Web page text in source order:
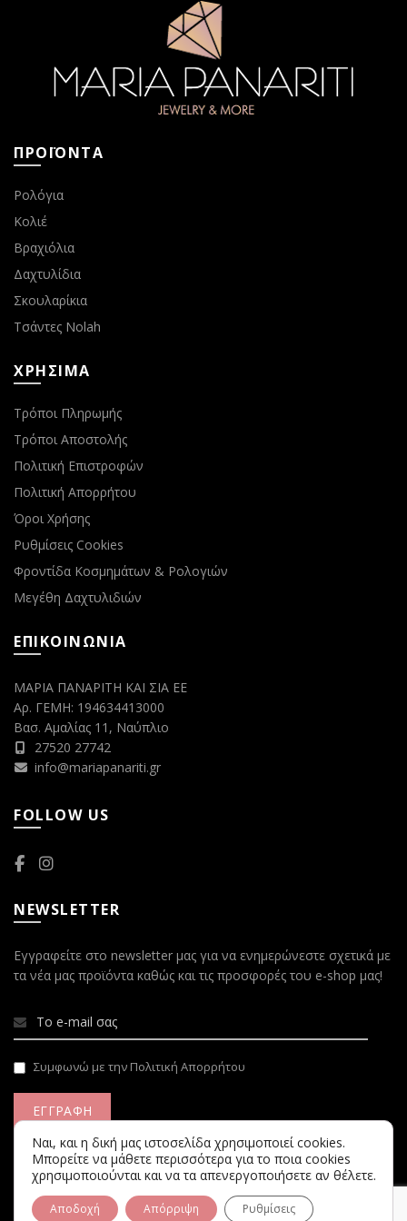
ΠΡΟΪΟΝΤΑ
Ρολόγια
Κολιέ
Βραχιόλια
Δαχτυλίδια
Σκουλαρίκια
Τσάντες Nolah
ΧΡΗΣΙΜΑ
Τρόποι Πληρωμής
Τρόποι Αποστολής
Πολιτική Επιστροφών
Πολιτική Απορρήτου
Όροι Χρήσης
Ρυθμίσεις Cookies
Φροντίδα Κοσμημάτων & Ρολογιών
Μεγέθη Δαχτυλιδιών
ΕΠΙΚΟΙΝΩΝΙΑ
ΜΑΡΙΑ ΠΑΝΑΡΙΤΗ ΚΑΙ ΣΙΑ ΕΕ
Αρ. ΓΕΜΗ: 194634413000
Βασ. Αμαλίας 11, Ναύπλιο
27520 27742
info@mariapanariti.gr
FOLLOW US
NEWSLETTER
Εγγραφείτε στο newsletter μας για να ενημερώνεστε σχετικά με
τα νέα μας προϊόντα καθώς και τις προσφορές του e-shop μας!
Συμφωνώ με την Πολιτική Απορρήτου
© 2021 Maria Panariti. Developed byD3 Solutions
Ναι, και η δική μας ιστοσελίδα χρησιμοποιεί cookies.
Μπορείτε να μάθετε περισσότερα για το ποια cookies
χρησιμοποιούνται και να τα απενεργοποιήσετε αν θέλετε.
Αποδοχή Απόρριψη Ρυθμίσεις